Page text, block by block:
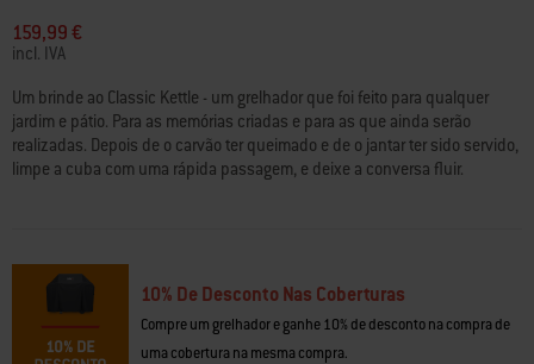
5
estrelas,
valor
médio
de
classificação.
Read
170
Reviews.
página.
159,99 €
incl. IVA
Um brinde ao Classic Kettle - um grelhador que foi feito para qualquer
jardim e pátio. Para as memórias criadas e para as que ainda serão
realizadas. Depois de o carvão ter queimado e de o jantar ter sido servido,
limpe a cuba com uma rápida passagem, e deixe a conversa fluir.
10% De Desconto Nas Coberturas
Compre um grelhador e ganhe 10% de desconto na compra de
uma cobertura na mesma compra.